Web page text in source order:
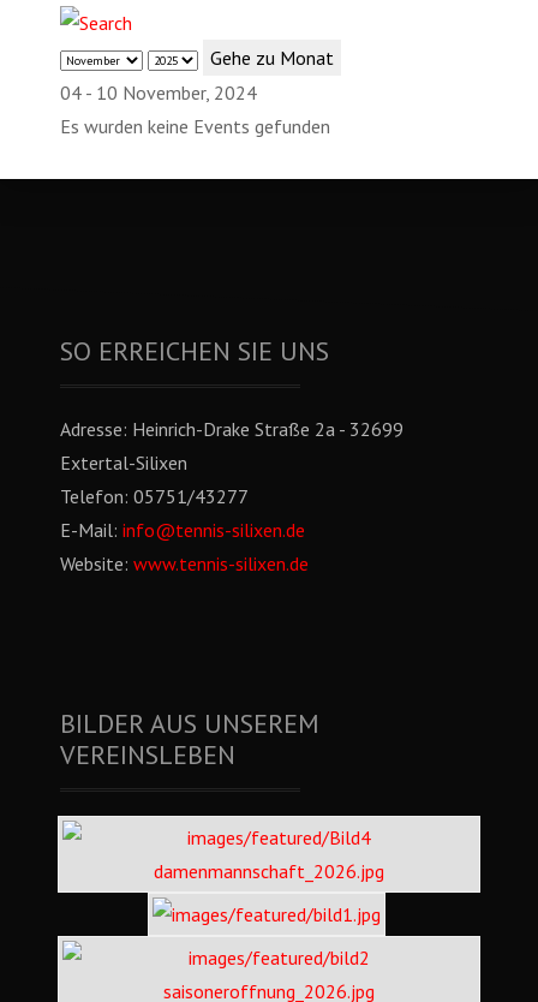
Gehe zu Monat
04 - 10 November, 2024
Es wurden keine Events gefunden
SO ERREICHEN SIE UNS
Adresse: Heinrich-Drake Straße 2a - 32699
Extertal-Silixen
Telefon: 05751/43277
E-Mail: info@tennis-silixen.de
Website: www.tennis-silixen.de
BILDER AUS UNSEREM
VEREINSLEBEN